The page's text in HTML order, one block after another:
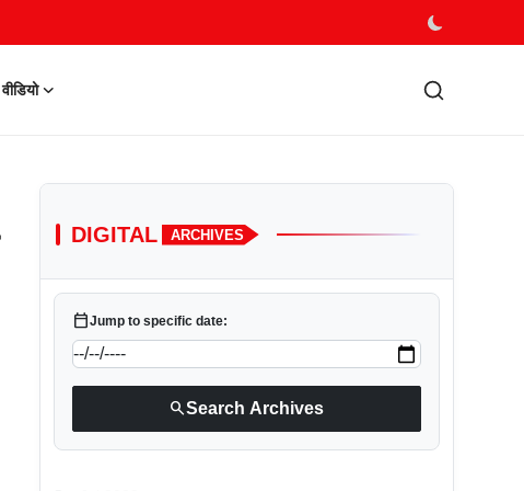
वीडियो
DIGITAL ARCHIVES
calendar_todayJump to specific date:
searchSearch Archives